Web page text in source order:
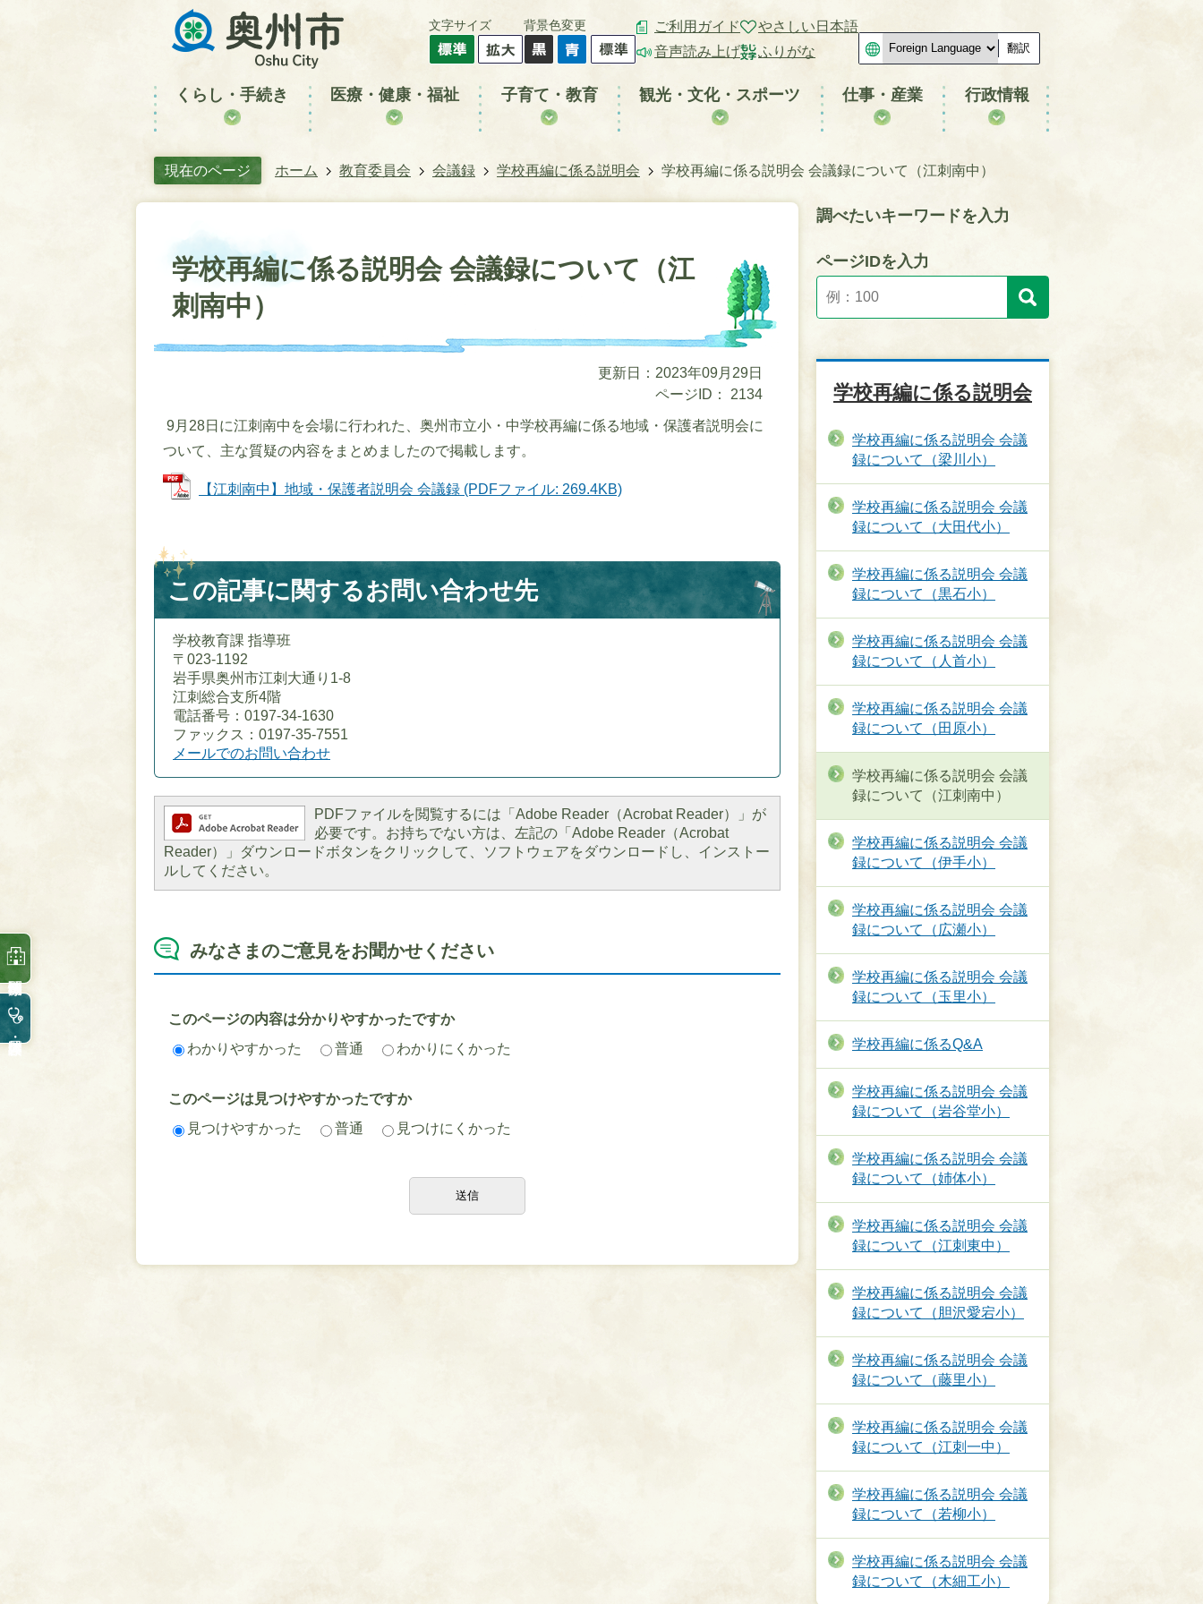
文字サイズ 背景色変更
ご利用ガイド
音声読み上げ
やさしい日本語
ふりがな
翻訳
くらし・手続き 医療・健康・福祉 子育て・教育 観光・文化・スポーツ 仕事・産業 行政情報
現在のページ ホーム 教育委員会 会議録 学校再編に係る説明会 学校再編に係る説明会 会議録について（江刺南中）
学校再編に係る説明会 会議録について（江
刺南中）
更新日：2023年09月29日
ページID：
2134
9月28日に江刺南中を会場に行われた、奥州市立小・中学校再編に係る地域・保護者説明会に
ついて、主な質疑の内容をまとめましたので掲載します。
【江刺南中】地域・保護者説明会 会議録 (PDFファイル: 269.4KB)
この記事に関するお問い合わせ先
学校教育課 指導班
〒023-1192
岩手県奥州市江刺大通り1-8
江刺総合支所4階
電話番号：0197-34-1630
ファックス：0197-35-7551
メールでのお問い合わせ
PDFファイルを閲覧するには「Adobe Reader（Acrobat Reader）」が
必要です。お持ちでない方は、左記の「Adobe Reader（Acrobat
Reader）」ダウンロードボタンをクリックして、ソフトウェアをダウンロードし、インストー
ルしてください。
みなさまのご意見をお聞かせください
このページの内容は分かりやすかったですか
わかりやすかった
普通 わかりにくかった
このページは見つけやすかったですか
見つけやすかった
普通 見つけにくかった
調べたいキーワードを入力
ページIDを入力
学校再編に係る説明会
学校再編に係る説明会 会議
録について（梁川小）
学校再編に係る説明会 会議
録について（大田代小）
学校再編に係る説明会 会議
録について（黒石小）
学校再編に係る説明会 会議
録について（人首小）
学校再編に係る説明会 会議
録について（田原小）
学校再編に係る説明会 会議
録について（江刺南中）
学校再編に係る説明会 会議
録について（伊手小）
学校再編に係る説明会 会議
録について（広瀬小）
学校再編に係る説明会 会議
録について（玉里小）
学校再編に係るQ&A
学校再編に係る説明会 会議
録について（岩谷堂小）
学校再編に係る説明会 会議
録について（姉体小）
学校再編に係る説明会 会議
録について（江刺東中）
学校再編に係る説明会 会議
録について（胆沢愛宕小）
学校再編に係る説明会 会議
録について（藤里小）
学校再編に係る説明会 会議
録について（江刺一中）
学校再編に係る説明会 会議
録について（若柳小）
学校再編に係る説明会 会議
録について（木細工小）